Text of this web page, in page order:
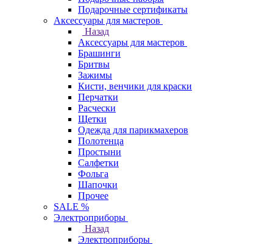
Подарочные сертификаты
Аксессуары для мастеров
Назад
Аксессуары для мастеров
Брашинги
Бритвы
Зажимы
Кисти, венчики для краски
Перчатки
Расчески
Щетки
Одежда для парикмахеров
Полотенца
Простыни
Салфетки
Фольга
Шапочки
Прочее
SALE %
Электроприборы
Назад
Электроприборы